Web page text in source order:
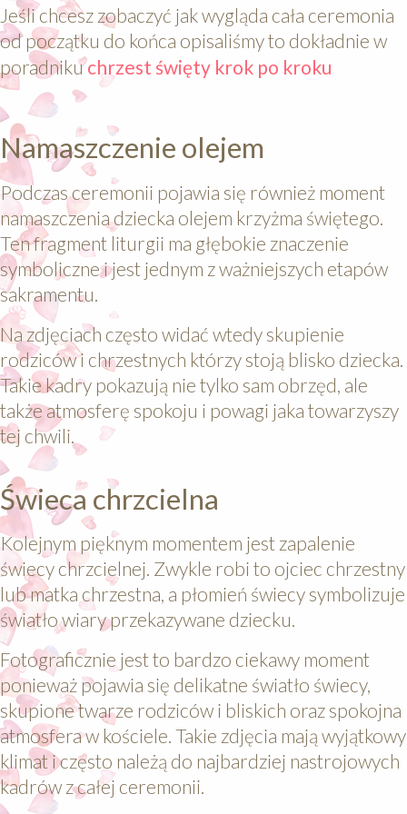
Jeśli chcesz zobaczyć jak wygląda cała ceremonia
od początku do końca opisaliśmy to dokładnie w
poradnikuchrzest święty krok po kroku
Namaszczenie olejem
Podczas ceremonii pojawia się również moment
namaszczenia dziecka olejem krzyżma świętego.
Ten fragment liturgii ma głębokie znaczenie
symboliczne i jest jednym z ważniejszych etapów
sakramentu.
Na zdjęciach często widać wtedy skupienie
rodziców i chrzestnych którzy stoją blisko dziecka.
Takie kadry pokazują nie tylko sam obrzęd, ale
także atmosferę spokoju i powagi jaka towarzyszy
tej chwili.
Świeca chrzcielna
Kolejnym pięknym momentem jest zapalenie
świecy chrzcielnej. Zwykle robi to ojciec chrzestny
lub matka chrzestna, a płomień świecy symbolizuje
światło wiary przekazywane dziecku.
Fotograficznie jest to bardzo ciekawy moment
ponieważ pojawia się delikatne światło świecy,
skupione twarze rodziców i bliskich oraz spokojna
atmosfera w kościele. Takie zdjęcia mają wyjątkowy
klimat i często należą do najbardziej nastrojowych
kadrów z całej ceremonii.